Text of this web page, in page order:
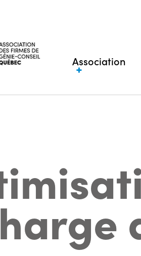
Association